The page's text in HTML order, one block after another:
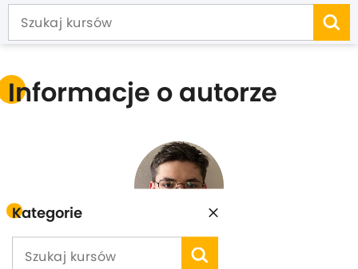
Kategorie
Informacje o autorze